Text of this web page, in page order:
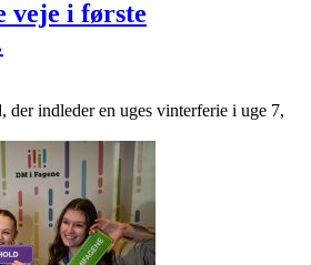
veje i første
der indleder en uges vinterferie i uge 7,